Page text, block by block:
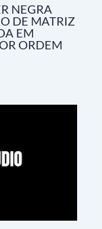
NEGRA
DE MATRIZ
EM
ORDEM